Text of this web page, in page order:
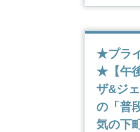
★プラ
★【午
ザ&ジ
の「普
気の下